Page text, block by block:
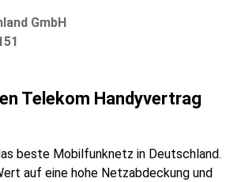
GmbH
Telekom Handyvertrag
beste Mobilfunknetz in Deutschland.
auf eine hohe Netzabdeckung und